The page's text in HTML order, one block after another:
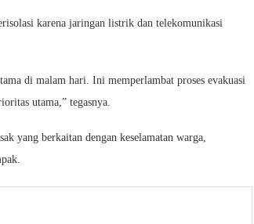
karena jaringan listrik dan telekomunikasi
di malam hari. Ini memperlambat proses evakuasi
utama,” tegasnya.
yang berkaitan dengan keselamatan warga,